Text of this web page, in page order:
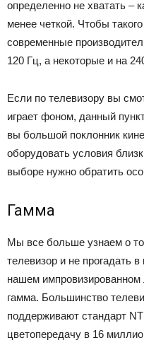
определенно не хватать –
менее четкой. Чтобы
современные
120 Гц, а некоторые и на
Если по телевизору вы
играет фоном, данный
вы большой поклонник
оборудовать условия
выборе нужно обратить
Гамма
Мы все больше узнаем о
телевизор и не прогадать
нашем импровизированном
гамма. Большинство
поддерживают стандарт
цветопередачу в 16